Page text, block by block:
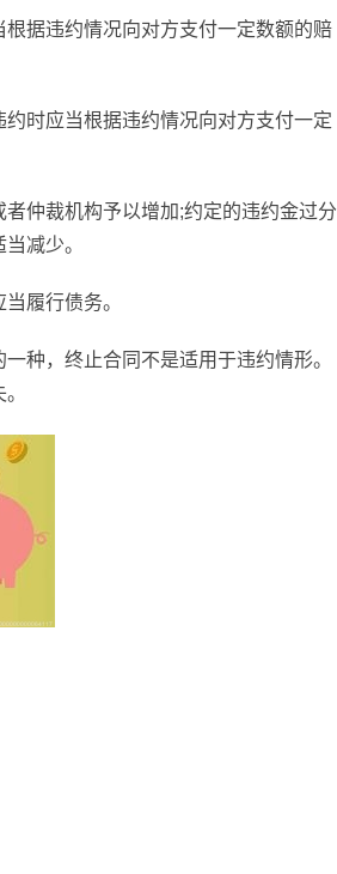
据违约情况向对方支付一定数额的赔
时应当根据违约情况向对方支付一定
仲裁机构予以增加;约定的违约金过分
减少。
履行债务。
种，终止合同不是适用于违约情形。